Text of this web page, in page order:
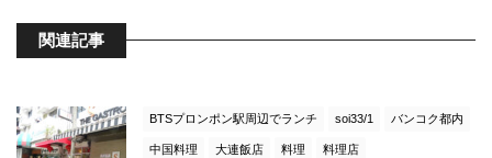
関連記事
BTSプロンポン駅周辺でランチ soi33/1 バンコク都内
中国料理 大連飯店 料理 料理店